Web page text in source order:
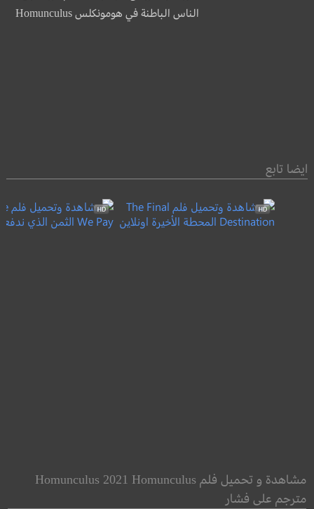
الناس الباطنة في هومونكلس Homunculus
ايضا تابع
المحطة الأخيرة الثمن الذي
مشاهدة و تحميل فلم Homunculus 2021 Homunculus
مترجم على فشار